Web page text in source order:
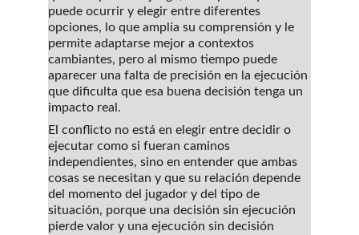
puede ocurrir y elegir entre diferentes
opciones, lo que amplía su comprensión y le
permite adaptarse mejor a contextos
cambiantes, pero al mismo tiempo puede
aparecer una falta de precisión en la ejecución
que dificulta que esa buena decisión tenga un
impacto real.
El conflicto no está en elegir entre decidir o
ejecutar como si fueran caminos
independientes, sino en entender que ambas
cosas se necesitan y que su relación depende
del momento del jugador y del tipo de
situación, porque una decisión sin ejecución
pierde valor y una ejecución sin decisión